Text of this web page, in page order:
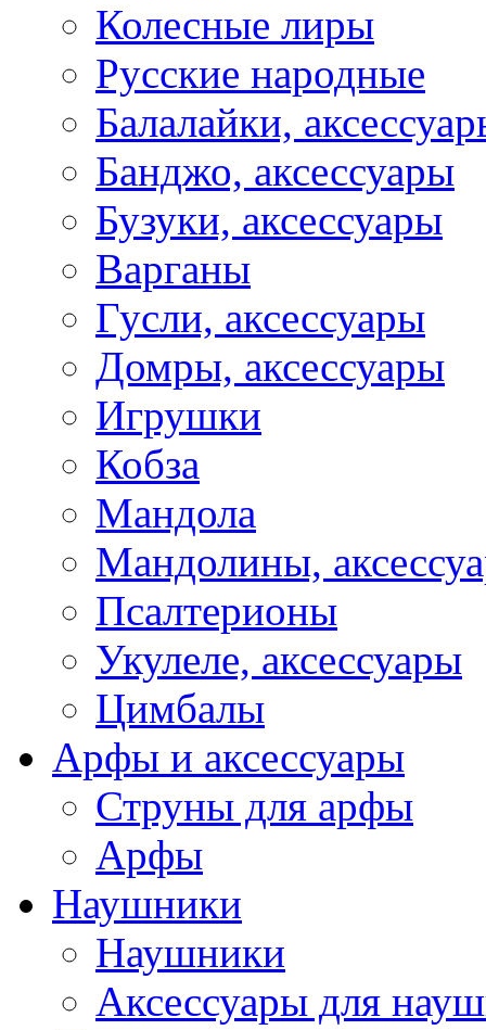
Колесные лиры
Русские народные
Балалайки,
Банджо, аксессуары
Бузуки, аксессуары
Варганы
Гусли, аксессуары
Домры, аксессуары
Игрушки
Кобза
Мандола
Мандолины,
Псалтерионы
Укулеле, аксессуары
Цимбалы
Арфы и аксессуары
Струны для арфы
Арфы
Наушники
Наушники
Аксессуары для